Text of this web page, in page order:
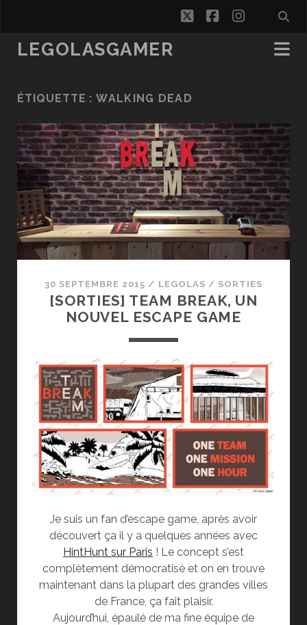
twitterfacebook
LEGOLASGAMER
ÉTIQUETTE :WALKING DEAD
30 SEPTEMBRE 2015 / LEGOLAS / SORTIES
[SORTIES] TEAM BREAK, UN
NOUVEL ESCAPE GAME
Je suis un fan d’escape game, après avoir
découvert ça il y a quelques années avec
HintHunt sur Paris ! Le concept s’est
complètement démocratisé et on en trouve
maintenant dans la plupart des grandes villes
de France, ça fait plaisir.
Aujourd’hui, épaulé de ma fine équipe de